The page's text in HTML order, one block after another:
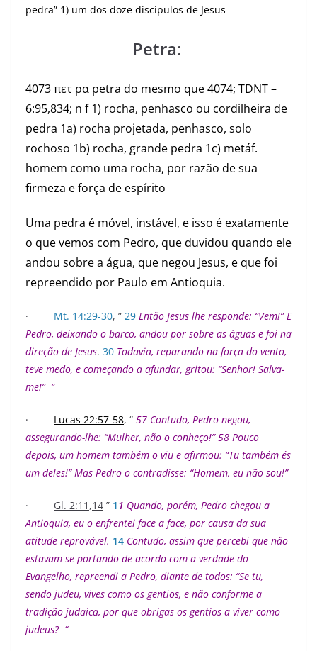
pedra” 1) um dos doze discípulos de Jesus
Petra:
4073 πετ ρα petra do mesmo que 4074; TDNT –
6:95,834; n f 1) rocha, penhasco ou cordilheira de
pedra 1a) rocha projetada, penhasco, solo
rochoso 1b) rocha, grande pedra 1c) metáf.
homem como uma rocha, por razão de sua
firmeza e força de espírito
Uma pedra é móvel, instável, e isso é exatamente
o que vemos com Pedro, que duvidou quando ele
andou sobre a água, que negou Jesus, e que foi
repreendido por Paulo em Antioquia.
· Mt. 14:29-30, ” 29 Então Jesus lhe responde: “Vem!” E
Pedro, deixando o barco, andou por sobre as águas e foi na
direção de Jesus. 30 Todavia, reparando na força do vento,
teve medo, e começando a afundar, gritou: “Senhor! Salva-
me!” “
· Lucas 22:57-58, “ 57 Contudo, Pedro negou,
assegurando-lhe: “Mulher, não o conheço!”58 Pouco
depois, um homem também o viu e afirmou: “Tu também és
um deles!” Mas Pedro o contradisse: “Homem, eu não sou!”
· Gl. 2:11 ,14 ” 11 Quando, porém, Pedro chegou a
Antioquia, eu o enfrentei face a face, por causa da sua
atitude reprovável. 14 Contudo, assim que percebi que não
estavam se portando de acordo com a verdade do
Evangelho, repreendi a Pedro, diante de todos: “Se tu,
sendo judeu, vives como os gentios, e não conforme a
tradição judaica, por que obrigas os gentios a viver como
judeus? “